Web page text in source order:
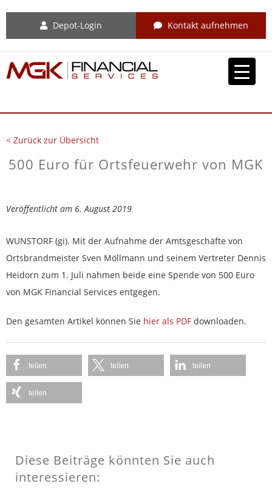
Depot-Login Kontakt aufnehmen
< Zurück zur Übersicht
500 Euro für Ortsfeuerwehr von MGK
Veröffentlicht am 6. August 2019
WUNSTORF (gi). Mit der Aufnahme der Amtsgeschäfte von
Ortsbrandmeister Sven Möllmann und seinem Vertreter Dennis
Heidorn zum 1. Juli nahmen beide eine Spende von 500 Euro
von MGK Financial Services entgegen.
Den gesamten Artikel können Sie hier als PDF downloaden.
teilen teilen teilen
teilen
Diese Beiträge könnten Sie auch
interessieren: